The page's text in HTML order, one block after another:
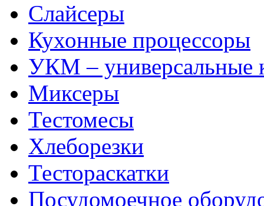
Слайсеры
Кухонные процессоры
УКМ – универсальные
Миксеры
Тестомесы
Хлеборезки
Тестораскатки
Посудомоечное